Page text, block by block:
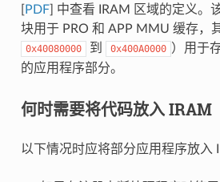
PDF] 中查看 IRAM 区域的定义。
块用于 PRO 和 APP MMU 缓存，
0x40080000 到 0x400A0000 ）用于
的应用程序部分。
何时需要将代码放入 IRAM
以下情况时应将部分应用程序放入